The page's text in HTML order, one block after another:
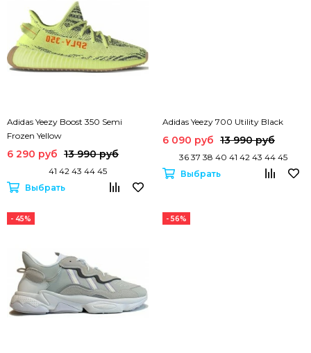
Adidas Yeezy Boost 350 Semi
Frozen Yellow
6 290 руб 13 990 руб
41 42 43 44 45
Выбрать
Adidas Yeezy 700 Utility Black
6 090 руб 13 990 руб
36 37 38 40 41 42 43 44 45
Выбрать
- 45% - 56%